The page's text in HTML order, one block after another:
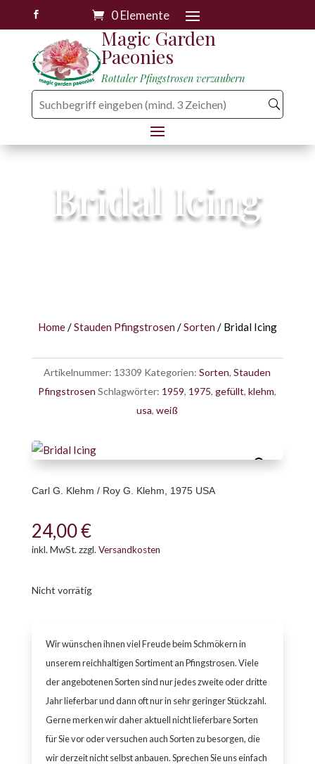
 0 Elemente
Magic Garden
Paeonies
Rottaler Pfingstrosen verzaubern
Bridal Icing
Home/Stauden Pfingstrosen /Sorten / Bridal Icing
Artikelnummer: 13309 Kategorien:Sorten,Stauden
Pfingstrosen Schlagwörter: 1959, 1975,gefüllt,klehm,
usa,weiß
Carl G. Klehm / Roy G. Klehm, 1975 USA
24,00€
inkl. MwSt. zzgl. Versandkosten
Nicht vorrätig
Wir wünschen ihnen viel Freude beim Schmökern in
unserem reichhaltigen Sortiment an Pfingstrosen. Viele
der angebotenen Sorten sind nur jedes zweite oder dritte
Jahr lieferbar und dann oft nur in sehr geringer Stückzahl.
Gerne merken wir daher aktuell nicht lieferbare Sorten
für Sie vor oder versuchen auch Sorten zu besorgen, die
wir derzeit nicht selbst anbauen. Sprechen Sie uns einfach